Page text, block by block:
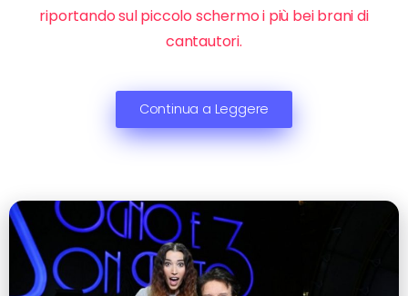
riportando sul piccolo schermo i più bei brani di
cantautori.
Continua a Leggere